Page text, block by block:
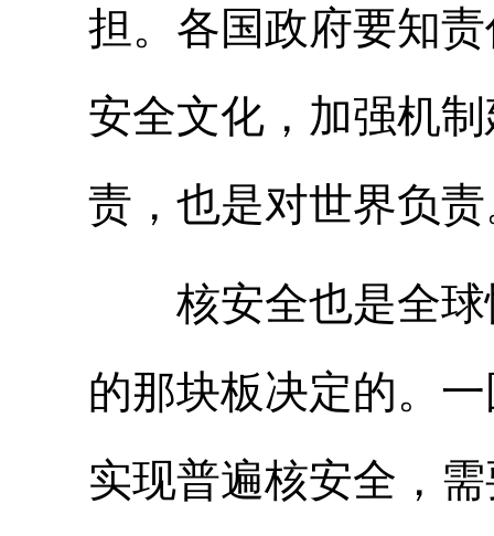
担。各国政府要知
安全文化，加强机
责，也是对世界负
核安全也是全球
的那块板决定的。
实现普遍核安全，